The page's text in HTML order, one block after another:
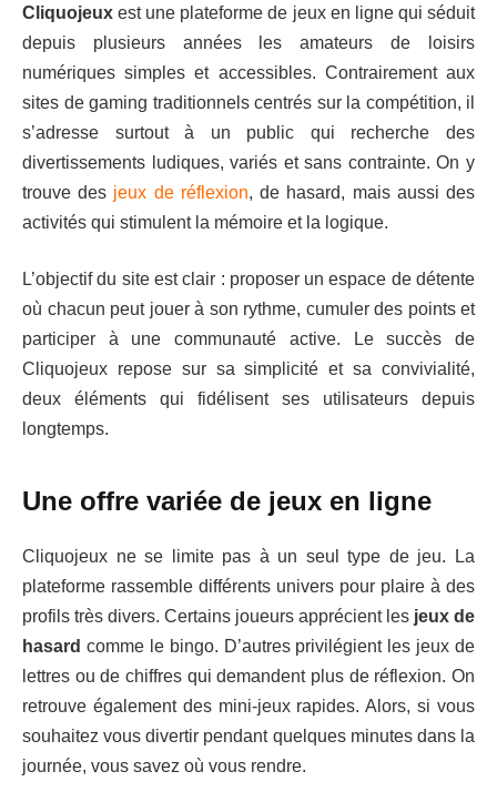
Cliquojeux est une plateforme de jeux en ligne qui séduit
depuis plusieurs années les amateurs de loisirs
numériques simples et accessibles. Contrairement aux
sites de gaming traditionnels centrés sur la compétition, il
s’adresse surtout à un public qui recherche des
divertissements ludiques, variés et sans contrainte. On y
trouve des jeux de réflexion, de hasard, mais aussi des
activités qui stimulent la mémoire et la logique.
L’objectif du site est clair : proposer un espace de détente
où chacun peut jouer à son rythme, cumuler des points et
participer à une communauté active. Le succès de
Cliquojeux repose sur sa simplicité et sa convivialité,
deux éléments qui fidélisent ses utilisateurs depuis
longtemps.
Une offre variée de jeux en ligne
Cliquojeux ne se limite pas à un seul type de jeu. La
plateforme rassemble différents univers pour plaire à des
profils très divers. Certains joueurs apprécient les jeux de
hasard comme le bingo. D’autres privilégient les jeux de
lettres ou de chiffres qui demandent plus de réflexion. On
retrouve également des mini-jeux rapides. Alors, si vous
souhaitez vous divertir pendant quelques minutes dans la
journée, vous savez où vous rendre.